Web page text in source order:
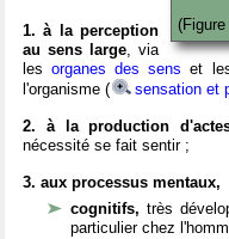
1. à la perception
au sens large, via
lesorganes des sens et
l'organisme (
sensation et
2. à la production
nécessité se fait sentir ;
3. aux processus mentaux,
cognitifs,très
particulier chez